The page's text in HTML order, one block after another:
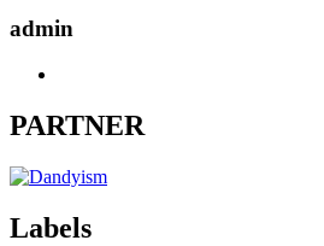
admin
PARTNER
Labels